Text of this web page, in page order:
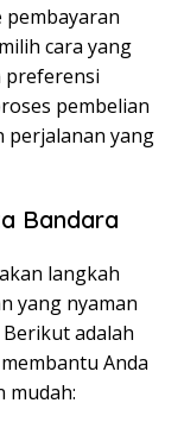
pembayaran
cara yang
preferensi
pembelian
perjalanan yang
Bandara
langkah
yang nyaman
adalah
Anda
mudah: